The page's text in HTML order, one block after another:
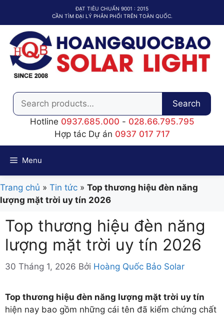
dung
ĐẠT TIÊU CHUẨN 9001 : 2015
CẦN TÌM ĐẠI LÝ PHÂN PHỐI TRÊN TOÀN QUỐC.
Search
for:
Search
Hotline 0937.685.000 - 028.66.795.795
Hợp tác Dự án 0937 017 717
Menu
Trang chủ » Tin tức » Top thương hiệu đèn năng
lượng mặt trời uy tín 2026
Top thương hiệu đèn năng
lượng mặt trời uy tín 2026
30 Tháng 1, 2026 Bởi Hoàng Quốc Bảo Solar
Top thương hiệu đèn năng lượng mặt trời uy tín
hiện nay bao gồm những cái tên đã kiểm chứng chất